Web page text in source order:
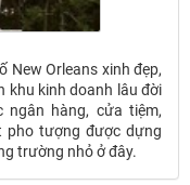
New Orleans xinh đẹp,
khu kinh doanh lâu đời
hàng, cửa tiệm,
pho tượng được dựng
trường nhỏ ở đây.